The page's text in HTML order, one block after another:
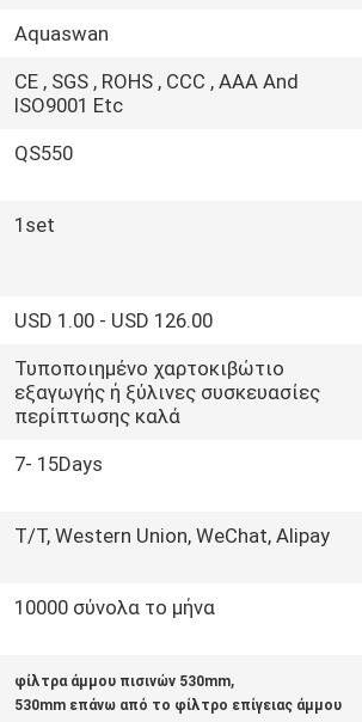
Aquaswan
CE , SGS , ROHS , CCC , AAA And
ISO9001 Etc
QS550
1set
USD 1.00 - USD 126.00
Τυποποιημένο χαρτοκιβώτιο
εξαγωγής ή ξύλινες συσκευασίες
περίπτωσης καλά
7- 15Days
T/T, Western Union, WeChat, Alipay
10000 σύνολα το μήνα
φίλτρα άμμου πισινών 530mm,
530mm επάνω από το φίλτρο επίγειας άμμου